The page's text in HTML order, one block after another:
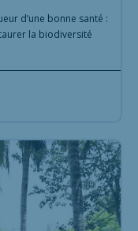
d’une bonne santé :
la biodiversité